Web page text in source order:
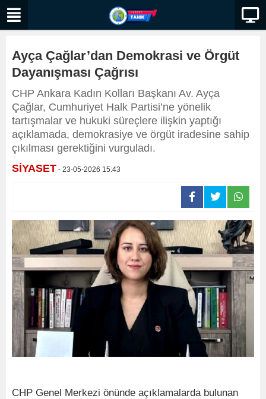
Ayça Çağlar’dan Demokrasi ve Örgüt
Dayanışması Çağrısı
CHP Ankara Kadın Kolları Başkanı Av. Ayça
Çağlar, Cumhuriyet Halk Partisi’ne yönelik
tartışmalar ve hukuki süreçlere ilişkin yaptığı
açıklamada, demokrasiye ve örgüt iradesine sahip
çıkılması gerektiğini vurguladı.
SİYASET - 23-05-2026 15:43
CHP Genel Merkezi önünde açıklamalarda bulunan